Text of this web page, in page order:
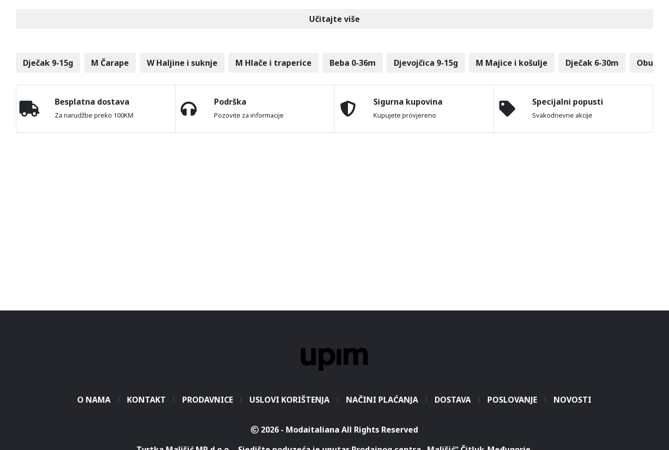
Učitajte više
Dječak 9-15g M Čarape W Haljine i suknje M Hlače i traperice Beba 0-36m Djevojčica 9-15g M Majice i košulje Dječak 6-30m Obuća
Besplatna dostava
Za narudžbe preko 100KM
Podrška
Pozovite za informacije
Sigurna kupovina
Kupujete provjereno
Specijalni popusti
Svakodnevne akcije
O NAMA KONTAKT PRODAVNICE USLOVI KORIŠTENJA NAČINI PLAĆANJA DOSTAVA POSLOVANJE NOVOSTI
2026 - Modaitaliana All Rights Reserved